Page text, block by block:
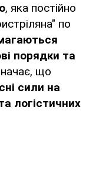
, яка постійно
по
порядки та
що
сили на
логістичних